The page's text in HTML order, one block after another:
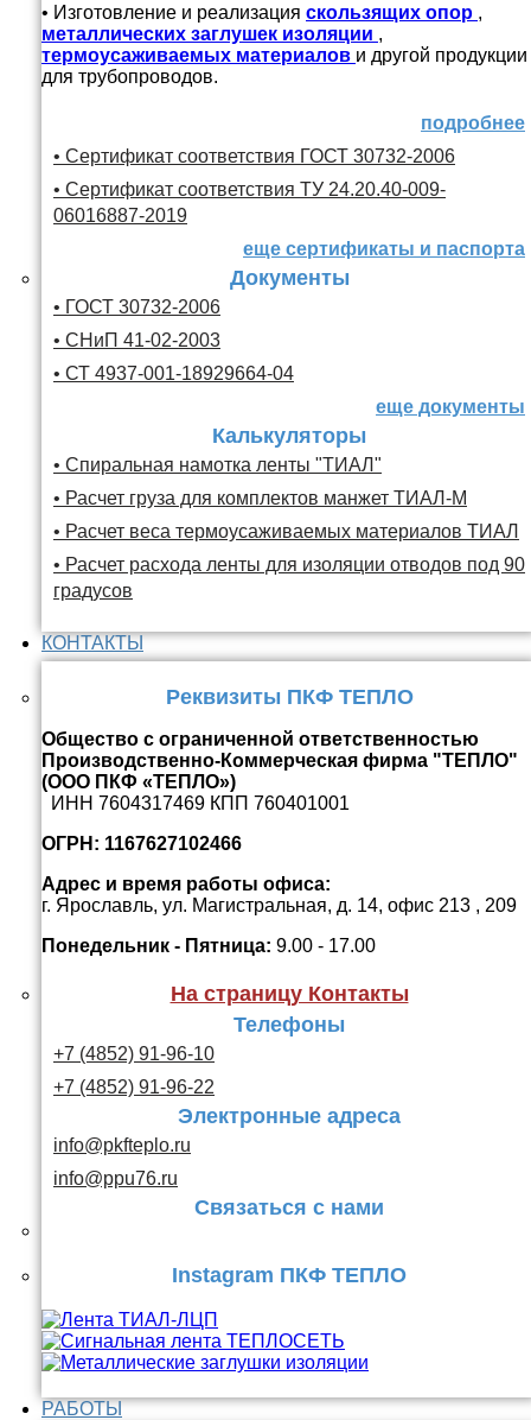
• Изготовление и реализация скользящих опор ,
металлических заглушек изоляции ,
термоусаживаемых материалов и другой продукции
для трубопроводов.
подробнее
• Сертификат соответствия ГОСТ 30732-2006
• Сертификат соответствия ТУ 24.20.40-009-
06016887-2019
еще сертификаты и паспорта
Документы
• ГОСТ 30732-2006
• СНиП 41-02-2003
• СТ 4937-001-18929664-04
еще документы
Калькуляторы
• Спиральная намотка ленты "ТИАЛ"
• Расчет груза для комплектов манжет ТИАЛ-М
• Расчет веса термоусаживаемых материалов ТИАЛ
• Расчет расхода ленты для изоляции отводов под 90
градусов
КОНТАКТЫ
Реквизиты ПКФ ТЕПЛО
Общество с ограниченной ответственностью
Производственно-Коммерческая фирма "ТЕПЛО"
(ООО ПКФ «ТЕПЛО»)
ИНН 7604317469 КПП 760401001
ОГРН: 1167627102466
Адрес и время работы офиса:
г. Ярославль, ул. Магистральная, д. 14, офис 213 , 209
Понедельник - Пятница: 9.00 - 17.00
На страницу Контакты
Телефоны
+7 (4852) 91-96-10
+7 (4852) 91-96-22
Электронные адреса
info@pkfteplo.ru
info@ppu76.ru
Связаться с нами
Instagram ПКФ ТЕПЛО
РАБОТЫ